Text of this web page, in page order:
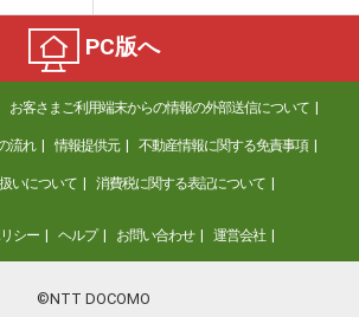
PC版へ
お客さまご利用端末からの情報の外部送信について
流れ 情報提供元 不動産情報に関する免責事項
いについて 消費税に関する表記について
シー ヘルプ お問い合わせ 運営会社
©NTT DOCOMO